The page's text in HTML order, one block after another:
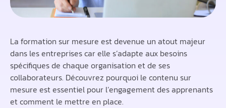
La formation sur mesure est devenue un atout majeur
dans les entreprises car elle s’adapte aux besoins
spécifiques de chaque organisation et de ses
collaborateurs. Découvrez pourquoi le contenu sur
mesure est essentiel pour l’engagement des apprenants
et comment le mettre en place.